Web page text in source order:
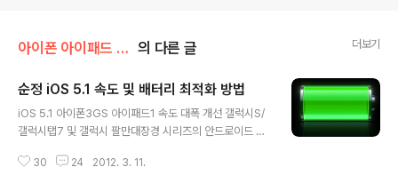
아이폰 아이패드 강좌 의 다른 글 더보기
순정 iOS 5.1 속도 및 배터리 최적화 방법
iOS 5.1 아이폰3GS 아이패드1 속도 대폭 개선 갤럭시S/
갤럭시탭7 및 갤럭시 팔만대장경 시리즈의 안드로이드 4.
지원을 두고 '애플 처럼 해줄바에야 안하는게 낫다'는 비판
30 24 2012. 3. 11.